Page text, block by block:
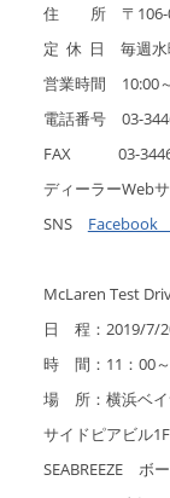
住 所 〒106-
定 休 日 毎週水
営業時間 10:00
電話番号 03-
FAX 03-
ディーラーWeb
SNS Facebook
McLaren Test
日 程：2019/7/
時 間：11：00
場 所：横浜ベイ
サイドピアビル1F
SEABREEZE ボ